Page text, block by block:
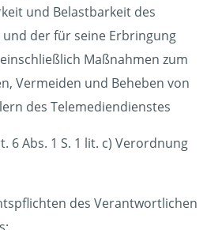
und Belastbarkeit des
der für seine Erbringung
Maßnahmen zum
Vermeiden und Beheben von
des Telemediendienstes
6 Abs. 1 S. 1 lit. c) Verordnung
des Verantwortlichen